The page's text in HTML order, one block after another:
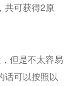
共可获得2原
但是不太容易
话可以按照以